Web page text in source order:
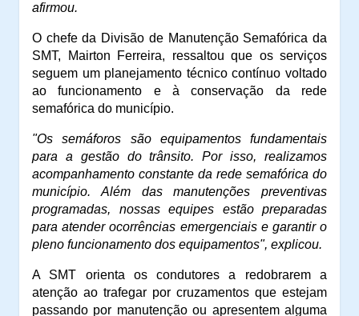
afirmou.
O chefe da Divisão de Manutenção Semafórica da
SMT, Mairton Ferreira, ressaltou que os serviços
seguem um planejamento técnico contínuo voltado
ao funcionamento e à conservação da rede
semafórica do município.
"Os semáforos são equipamentos fundamentais
para a gestão do trânsito. Por isso, realizamos
acompanhamento constante da rede semafórica do
município. Além das manutenções preventivas
programadas, nossas equipes estão preparadas
para atender ocorrências emergenciais e garantir o
pleno funcionamento dos equipamentos", explicou.
A SMT orienta os condutores a redobrarem a
atenção ao trafegar por cruzamentos que estejam
passando por manutenção ou apresentem alguma